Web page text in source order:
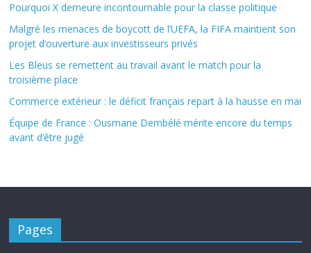
Pourquoi X demeure incontournable pour la classe politique
Malgré les menaces de boycott de l’UEFA, la FIFA maintient son
projet d’ouverture aux investisseurs privés
Les Bleus se remettent au travail avant le match pour la
troisième place
Commerce extérieur : le déficit français repart à la hausse en mai
Équipe de France : Ousmane Dembélé mérite encore du temps
avant d’être jugé
Pages